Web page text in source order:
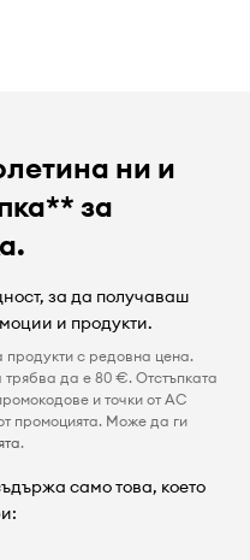
ни и
за
за да получаваш
и продукти.
продукти с редовна цена.
да е 80 €. Отстъпката
и точки от AC
промоцията. Може да ги
.
само това, което